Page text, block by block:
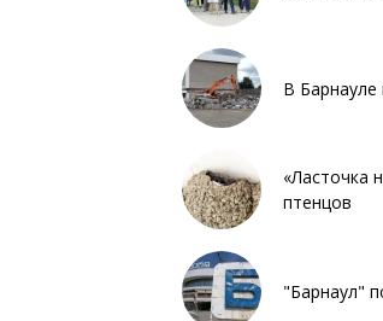
В Барнауле
«Ласточка
птенцов
"Барнаул"